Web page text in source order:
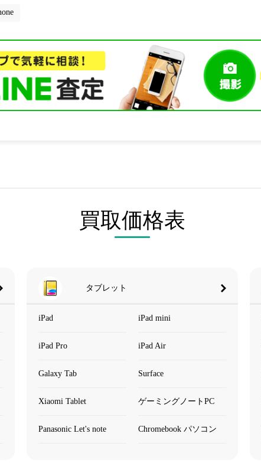
買取価格表
タブレット
iPad iPad mini
iPad Pro iPad Air
Galaxy Tab Surface
Xiaomi Tablet ゲーミングノートPC
Panasonic Let's note Chromebook パソコン